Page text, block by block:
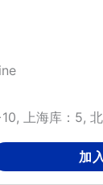
上海库：5,
加